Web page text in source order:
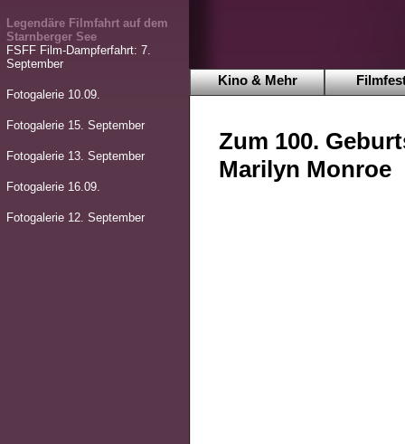
Legendäre Filmfahrt auf dem
Starnberger See
FSFF Film-Dampferfahrt: 7.
September
Fotogalerie 10.09.
Fotogalerie 15. September
Fotogalerie 13. September
Fotogalerie 16.09.
Fotogalerie 12. September
Kino & Mehr
Zum 100.
Marilyn Monroe